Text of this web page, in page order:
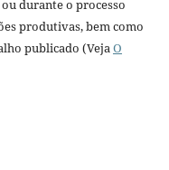
durante o processo
produtivas, bem como
publicado (VejaO